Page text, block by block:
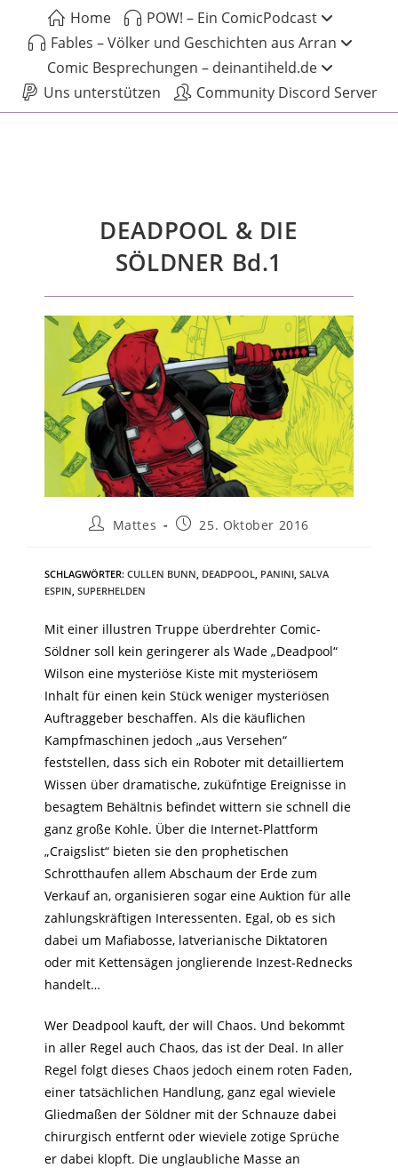
Home
POW! – Ein ComicPodcast
Fables – Völker und Geschichten aus Arran
Comic Besprechungen – deinantiheld.de
Uns unterstützen
Community Discord Server
DEADPOOL & DIE
SÖLDNER Bd.1
Mattes 25. Oktober 2016
SCHLAGWÖRTER: CULLEN BUNN DEADPOOL PANINI SALVA
ESPIN SUPERHELDEN
Mit einer illustren Truppe überdrehter Comic-
Söldner soll kein geringerer als Wade „Deadpool“
Wilson eine mysteriöse Kiste mit mysteriösem
Inhalt für einen kein Stück weniger mysteriösen
Auftraggeber beschaffen. Als die käuflichen
Kampfmaschinen jedoch „aus Versehen“
feststellen, dass sich ein Roboter mit detailliertem
Wissen über dramatische, zuküfntige Ereignisse in
besagtem Behältnis befindet wittern sie schnell die
ganz große Kohle. Über die Internet-Plattform
„Craigslist“ bieten sie den prophetischen
Schrotthaufen allem Abschaum der Erde zum
Verkauf an, organisieren sogar eine Auktion für alle
zahlungskräftigen Interessenten. Egal, ob es sich
dabei um Mafiabosse, latverianische Diktatoren
oder mit Kettensägen jonglierende Inzest-Rednecks
handelt…
Wer Deadpool kauft, der will Chaos. Und bekommt
in aller Regel auch Chaos, das ist der Deal. In aller
Regel folgt dieses Chaos jedoch einem roten Faden,
einer tatsächlichen Handlung, ganz egal wieviele
Gliedmaßen der Söldner mit der Schnauze dabei
chirurgisch entfernt oder wieviele zotige Sprüche
er dabei klopft. Die unglaubliche Masse an